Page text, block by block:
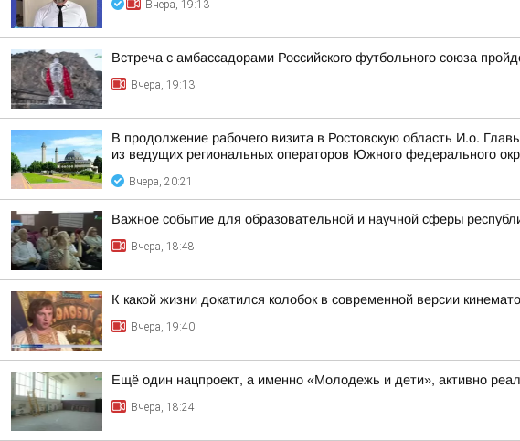
Вчера, 19:13
Встреча с амбассадорами Российского футбольного союза
Вчера, 19:13
В продолжение рабочего визита в Ростовскую область И.о.
из ведущих региональных операторов Южного федерального
Вчера, 20:21
Важное событие для образовательной и научной сферы
Вчера, 18:48
К какой жизни докатился колобок в современной версии
Вчера, 19:40
Ещё один нацпроект, а именно «Молодежь и дети», активно
Вчера, 18:24